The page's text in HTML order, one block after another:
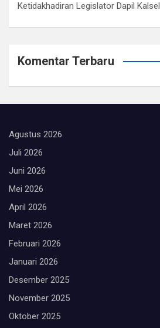
Ketidakhadiran Legislator Dapil Kalsel
Komentar Terbaru
Agustus 2026
Juli 2026
Juni 2026
Mei 2026
April 2026
Maret 2026
Februari 2026
Januari 2026
Desember 2025
November 2025
Oktober 2025